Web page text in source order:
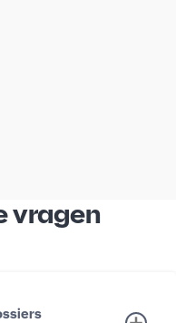
vragen